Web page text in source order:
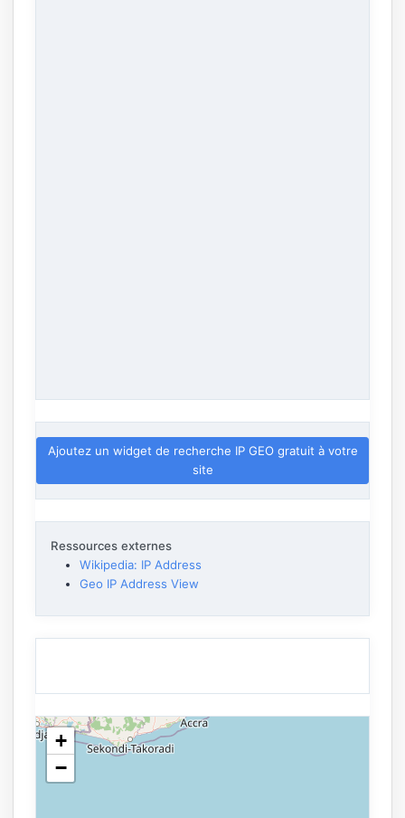
Ajoutez un widget de recherche IP GEO gratuit à votre
site
Ressources externes
Wikipedia: IP Address
Geo IP Address View
+
−